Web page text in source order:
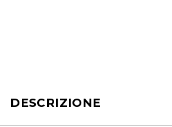
DESCRIZIONE